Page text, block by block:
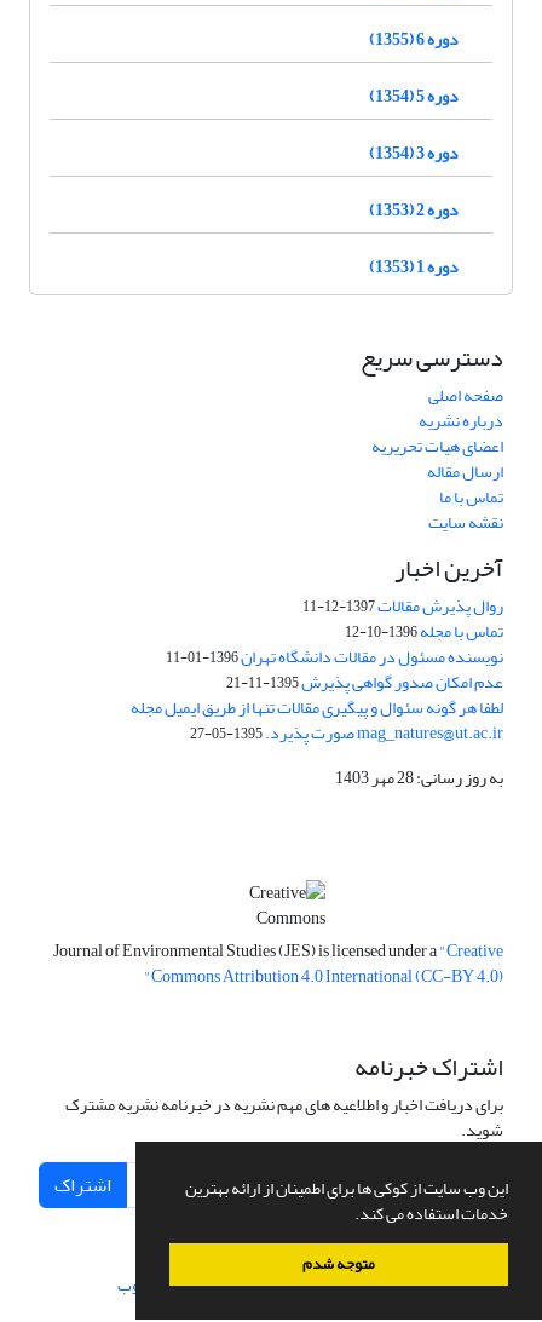
این وب سایت از کوکی ها برای اطمینان از ارائه بهترین
خدمات استفاده می کند.
متوجه شدم
دوره 6 (1355)
دوره 5 (1354)
دوره 3 (1354)
دوره 2 (1353)
دوره 1 (1353)
دسترسی سریع
صفحه اصلی
درباره نشریه
اعضای هیات تحریریه
ارسال مقاله
تماس با ما
نقشه سایت
آخرین اخبار
روال پذیرش مقالات1397-12-11
تماس با مجله1396-10-12
نویسنده مسئول در مقالات دانشگاه تهران1396-01-11
عدم امکان صدور گواهی پذیرش1395-11-21
لطفا هر گونه سئوال و پیگیری مقالات تنها از طریق ایمیل مجله
mag_natures@ut.ac.ir صورت پذیرد. 1395-05-27
به روز رسانی: 28 مهر 1403
Journal of Environmental Studies (JES) is licensed under a"Creative
Commons Attribution 4.0 International (CC-BY 4.0)"
اشتراک خبرنامه
برای دریافت اخبار و اطلاعیه های مهم نشریه در خبرنامه نشریه مشترک
شوید.
اشتراک
سامانه مدیریت نشریات علمی.طراحی و پیاده سازی از سیناوب